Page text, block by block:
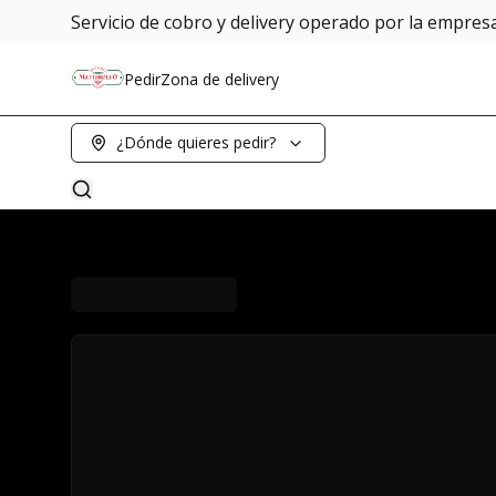
Servicio de cobro y delivery operado por la
PedirZona de delivery
¿Dónde quieres pedir?